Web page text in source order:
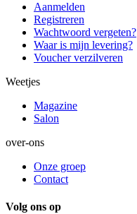
Aanmelden
Registreren
Wachtwoord vergeten?
Waar is mijn levering?
Voucher verzilveren
Weetjes
Magazine
Salon
over-ons
Onze groep
Contact
Volg ons op